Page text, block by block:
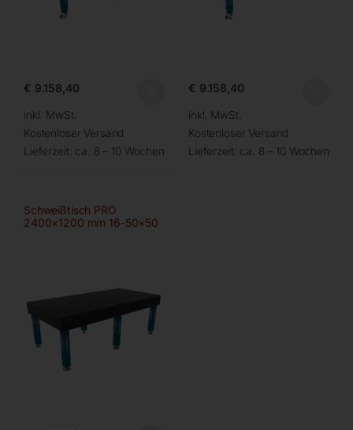
€ 9.158,40
inkl. MwSt.
Kostenloser Versand
Lieferzeit: ca. 8 – 10 Wochen
€ 9.158,40
inkl. MwSt.
Kostenloser Versand
Lieferzeit: ca. 8 – 10 Wochen
Schweißtisch PRO
2400×1200 mm 16-50×50